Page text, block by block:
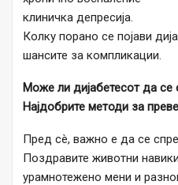
клиничка депресија.
Колку порано се појави
шансите за компликации.
Може ли дијабетесот да се
Најдобрите методи за
Пред сè, важно е да се
Поздравите животни
урамнотежено мени и